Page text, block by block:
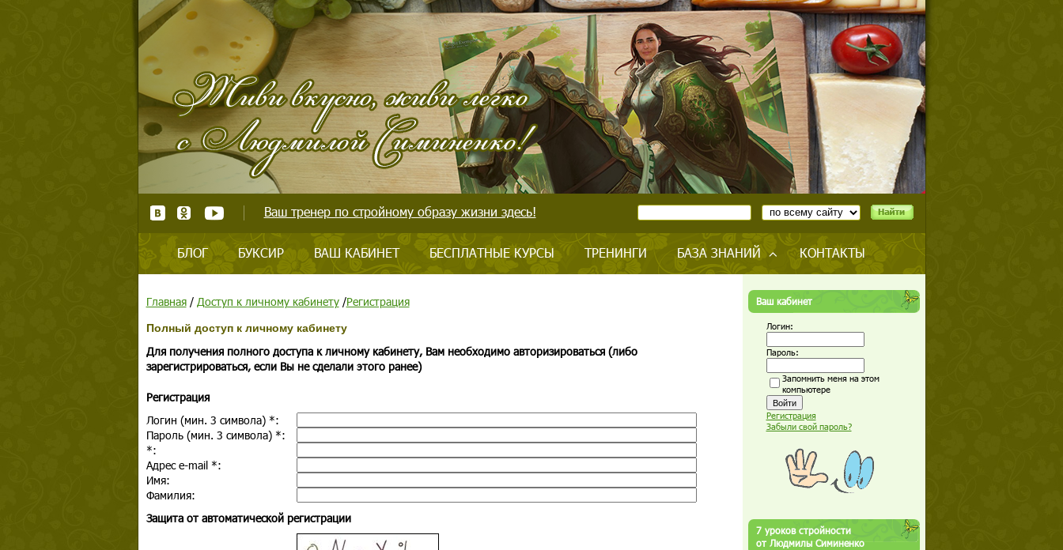
Ваш тренер по стройному образу жизни здесь!
БЛОГ БУКСИР ВАШ КАБИНЕТ БЕСПЛАТНЫЕ КУРСЫ ТРЕНИНГИ БАЗА ЗНАНИЙ КОНТАКТЫ
Главная/ Доступ к личному кабинету/Регистрация
Полный доступ к личному кабинету
Для получения полного доступа к личному кабинету, Вам необходимо авторизироваться (либо
зарегистрироваться, если Вы не сделали этого ранее)
Регистрация
Логин (мин. 3 символа) *:
Пароль (мин. 3 символа) *:
*:
Адрес e-mail *:
Имя:
Фамилия:
Защита от автоматической регистрации
Ваш кабинет
Логин:
Пароль:
Запомнить меня на этом
компьютере
Регистрация
Забыли свой пароль?
7 уроков стройности
от Людмилы Симиненко